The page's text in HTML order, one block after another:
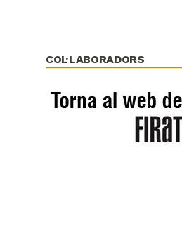
COL·LABORADORS